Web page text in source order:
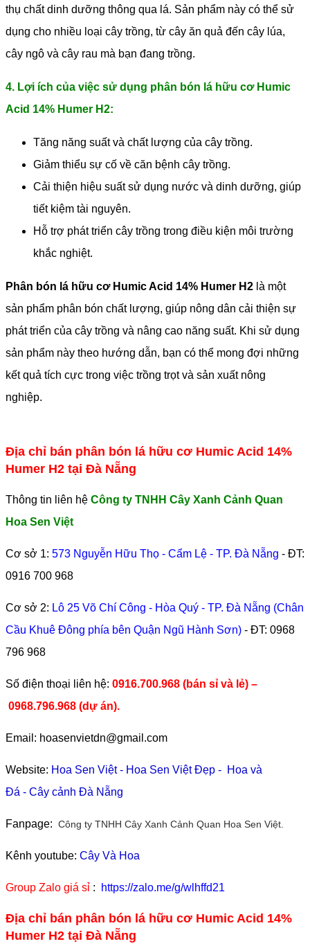
thụ chất dinh dưỡng thông qua lá. Sản phẩm này có thể sử
dụng cho nhiều loại cây trồng, từ cây ăn quả đến cây lúa,
cây ngô và cây rau mà bạn đang trồng.
4. Lợi ích của việc sử dụng phân bón lá hữu cơ Humic
Acid 14% Humer H2:
Tăng năng suất và chất lượng của cây trồng.
Giảm thiểu sự cố về căn bệnh cây trồng.
Cải thiện hiệu suất sử dụng nước và dinh dưỡng, giúp
tiết kiệm tài nguyên.
Hỗ trợ phát triển cây trồng trong điều kiện môi trường
khắc nghiệt.
Phân bón lá hữu cơ Humic Acid 14% Humer H2 là một
sản phẩm phân bón chất lượng, giúp nông dân cải thiện sự
phát triển của cây trồng và nâng cao năng suất. Khi sử dụng
sản phẩm này theo hướng dẫn, bạn có thể mong đợi những
kết quả tích cực trong việc trồng trọt và sản xuất nông
nghiệp.
Địa chỉ bán phân bón lá hữu cơ Humic Acid 14%
Humer H2 tại Đà Nẵng
Thông tin liên hệ Công ty TNHH Cây Xanh Cảnh Quan
Hoa Sen Việt
Cơ sở 1: 573 Nguyễn Hữu Thọ - Cẩm Lệ - TP. Đà Nẵng - ĐT:
0916 700 968
Cơ sở 2: Lô 25 Võ Chí Công - Hòa Quý - TP. Đà Nẵng (Chân
Cầu Khuê Đông phía bên Quận Ngũ Hành Sơn) - ĐT: 0968
796 968
​Số điện thoại liên hệ: 0916.700.968 (bán sỉ và lẻ) –
0968.796.968 (dự án).
Email: hoasenvietdn@gmail.com
Website: Hoa Sen Việt- Hoa Sen Việt Đẹp - Hoa và
Đá - Cây cảnh Đà Nẵng
Fanpage: Công ty TNHH Cây Xanh Cảnh Quan Hoa Sen Việt.
Kênh youtube: Cây Và Hoa
Group Zalo giá sỉ : https://zalo.me/g/wlhffd21
Địa chỉ bán phân bón lá hữu cơ Humic Acid 14%
Humer H2 tại Đà Nẵng